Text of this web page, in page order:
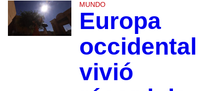
MUNDO
Europa
occidental
vivió